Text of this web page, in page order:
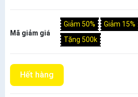
Mã giảm giá
Giảm 50% Giảm 15%
Tặng 500k
Hết hàng